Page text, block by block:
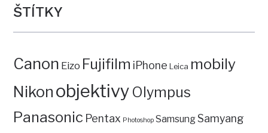
ŠTÍTKY
Canon Eizo Fujifilm iPhone Leica mobily
Nikon objektivy Olympus
Panasonic Pentax Photoshop SamsungSamyang